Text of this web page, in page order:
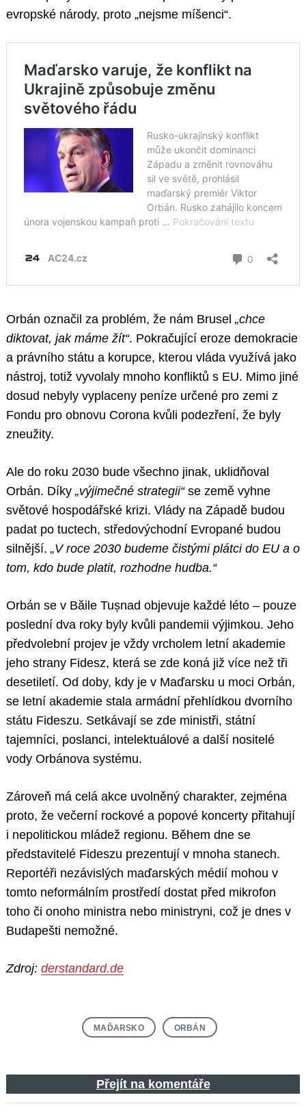
evropské národy, proto „nejsme míšenci“.
Orbán označil za problém, že nám Brusel „chce
diktovat, jak máme žít“. Pokračující eroze demokracie
a právního státu a korupce, kterou vláda využívá jako
nástroj, totiž vyvolaly mnoho konfliktů s EU. Mimo jiné
dosud nebyly vyplaceny peníze určené pro zemi z
Fondu pro obnovu Corona kvůli podezření, že byly
zneužity.
Ale do roku 2030 bude všechno jinak, uklidňoval
Orbán. Díky „výjimečné strategii“se země vyhne
světové hospodářské krizi. Vlády na Západě budou
padat po tuctech, středovýchodní Evropané budou
silnější. „V roce 2030 budeme čistými plátci do EU a o
tom, kdo bude platit, rozhodne hudba.“
Orbán se v Băile Tușnad objevuje každé léto – pouze
poslední dva roky byly kvůli pandemii výjimkou. Jeho
předvolební projev je vždy vrcholem letní akademie
jeho strany Fidesz, která se zde koná již více než tři
desetiletí. Od doby, kdy je v Maďarsku u moci Orbán,
se letní akademie stala armádní přehlídkou dvorního
státu Fideszu. Setkávají se zde ministři, státní
tajemníci, poslanci, intelektuálové a další nositelé
vody Orbánova systému.
Zároveň má celá akce uvolněný charakter, zejména
proto, že večerní rockové a popové koncerty přitahují
i nepolitickou mládež regionu. Během dne se
představitelé Fideszu prezentují v mnoha stanech.
Reportéři nezávislých maďarských médií mohou v
tomto neformálním prostředí dostat před mikrofon
toho či onoho ministra nebo ministryni, což je dnes v
Budapešti nemožné.
Zdroj: derstandard.de
MAĎARSKO ORBÁN
Přejít na komentáře